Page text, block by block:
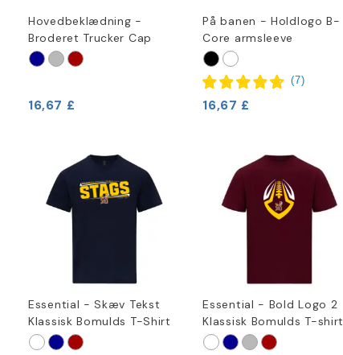
Hovedbeklædning -
Broderet Trucker Cap
16,67 £
På banen - Holdlogo B-
Core armsleeve
(7)
16,67 £
Essential - Skæv Tekst
Klassisk Bomulds T-Shirt
Essential - Bold Logo 2
Klassisk Bomulds T-shirt